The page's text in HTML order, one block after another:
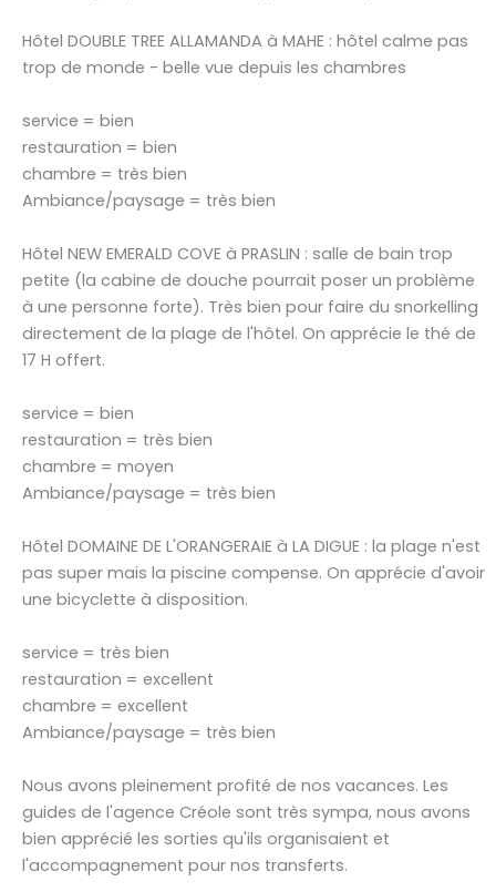
Hôtel DOUBLE TREE ALLAMANDA à MAHE : hôtel calme pas
trop de monde - belle vue depuis les chambres
service = bien
restauration = bien
chambre = très bien
Ambiance/paysage = très bien
Hôtel NEW EMERALD COVE à PRASLIN : salle de bain trop
petite (la cabine de douche pourrait poser un problème
à une personne forte). Très bien pour faire du snorkelling
directement de la plage de l'hôtel. On apprécie le thé de
17 H offert.
service = bien
restauration = très bien
chambre = moyen
Ambiance/paysage = très bien
Hôtel DOMAINE DE L'ORANGERAIE à LA DIGUE : la plage n'est
pas super mais la piscine compense. On apprécie d'avoir
une bicyclette à disposition.
service = très bien
restauration = excellent
chambre = excellent
Ambiance/paysage = très bien
Nous avons pleinement profité de nos vacances. Les
guides de l'agence Créole sont très sympa, nous avons
bien apprécié les sorties qu'ils organisaient et
l'accompagnement pour nos transferts.